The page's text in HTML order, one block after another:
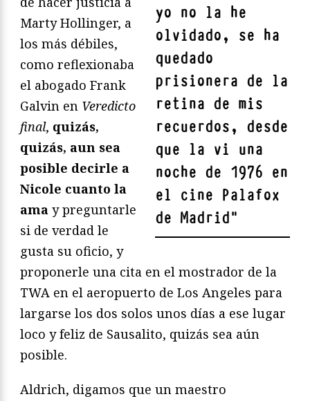
yo no la he
olvidado, se ha
quedado
prisionera de la
retina de mis
recuerdos, desde
que la vi una
noche de 1976 en
el cine Palafox
de Madrid"
Marty Hollinger, a
los más débiles,
como reflexionaba
el abogado Frank
Galvin en Veredicto
final, quizás,
quizás, aun sea
posible decirle a
Nicole cuanto la
ama y preguntarle
si de verdad le
gusta su oficio, y
proponerle una cita en el mostrador de la
TWA en el aeropuerto de Los Angeles para
largarse los dos solos unos días a ese lugar
loco y feliz de Sausalito, quizás sea aún
posible.
Aldrich, digamos que un maestro